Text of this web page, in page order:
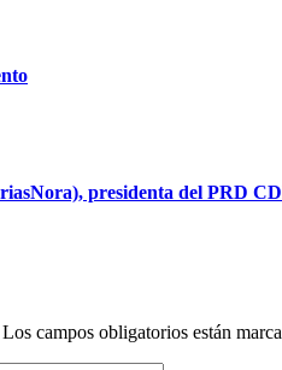
presidenta del PRD
Los campos obligatorios están